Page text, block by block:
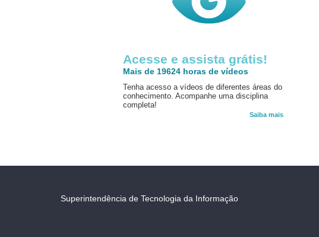
Acesse e assista grátis!
Mais de 19624 horas de vídeos
Tenha acesso a vídeos de diferentes áreas do
conhecimento. Acompanhe uma disciplina
completa!
Saiba mais
Superintendência de Tecnologia da Informação